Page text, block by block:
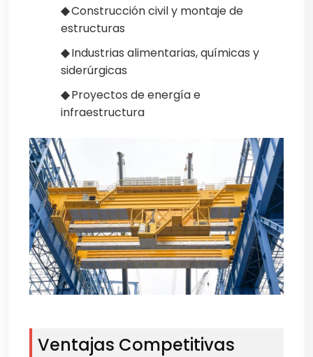
◆Construcción civil y montaje de
estructuras
◆Industrias alimentarias, químicas y
siderúrgicas
◆Proyectos de energía e
infraestructura
Ventajas Competitivas